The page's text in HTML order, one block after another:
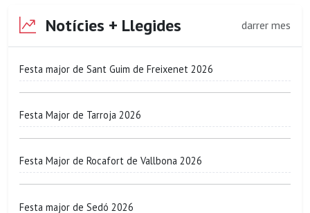
Notícies + Llegides darrer mes
Festa major de Sant Guim de Freixenet 2026
Festa Major de Tarroja 2026
Festa Major de Rocafort de Vallbona 2026
Festa major de Sedó 2026